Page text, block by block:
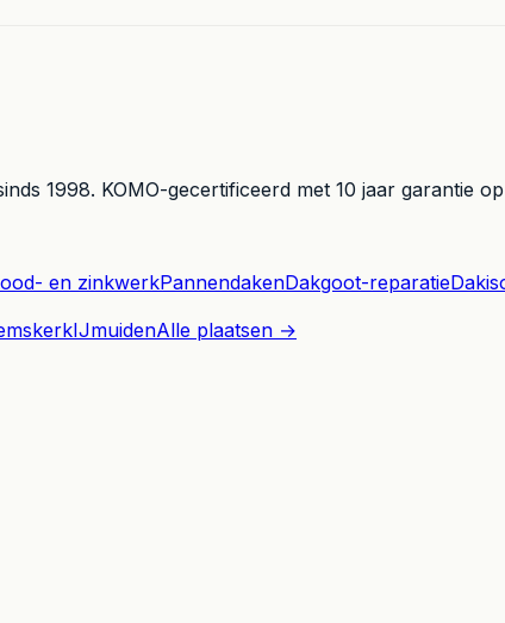
1998. KOMO-gecertificeerd met 10 jaar garantie
en zinkwerkPannendakenDakgoot-reparatie
IJmuidenAlle plaatsen →